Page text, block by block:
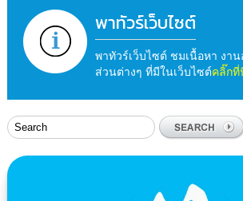
พาทัวร์เว็บไซต์
พาทัวร์เว็บไซต์ ชมเนื้อหา งา
ส่วนต่างๆ ที่มีในเว็บไซต์คลิ๊ก